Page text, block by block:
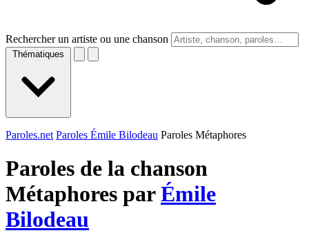
Rechercher un artiste ou une chanson
Thématiques
Paroles.net Paroles Émile Bilodeau Paroles Métaphores
Paroles de la chanson
Métaphores parÉmile
Bilodeau